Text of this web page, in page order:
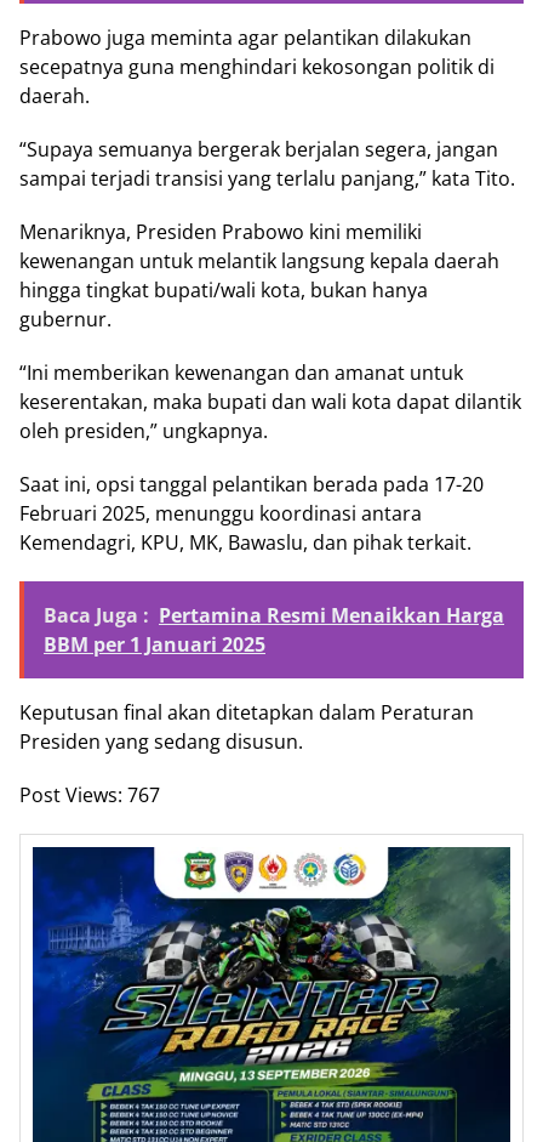
Prabowo juga meminta agar pelantikan dilakukan
secepatnya guna menghindari kekosongan politik di
daerah.
“Supaya semuanya bergerak berjalan segera, jangan
sampai terjadi transisi yang terlalu panjang,” kata Tito.
Menariknya, Presiden Prabowo kini memiliki
kewenangan untuk melantik langsung kepala daerah
hingga tingkat bupati/wali kota, bukan hanya
gubernur.
“Ini memberikan kewenangan dan amanat untuk
keserentakan, maka bupati dan wali kota dapat dilantik
oleh presiden,” ungkapnya.
Saat ini, opsi tanggal pelantikan berada pada 17-20
Februari 2025, menunggu koordinasi antara
Kemendagri, KPU, MK, Bawaslu, dan pihak terkait.
Baca Juga : Pertamina Resmi Menaikkan Harga
BBM per 1 Januari 2025
Keputusan final akan ditetapkan dalam Peraturan
Presiden yang sedang disusun.
Post Views: 767